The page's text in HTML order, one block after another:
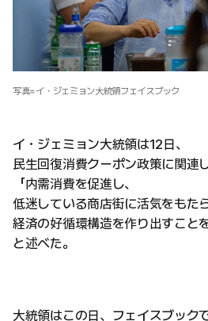
写真=イ・ジェミョン大統領フェイスブック
イ・ジェミョン大統領は12日、
民生回復消費クーポン政策に関連
「内需消費を促進し、
低迷している商店街に活気をもたら
経済の好循環構造を作り出すこと
と述べた。
大統領はこの日、フェイスブック